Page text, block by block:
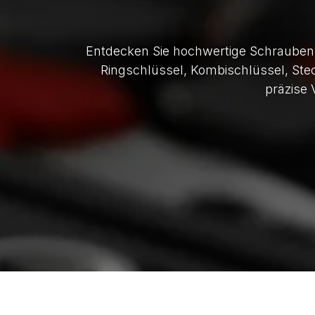
Entdecken Sie hochwertige
Ringschlüssel, Kombischlüssel,
präzise